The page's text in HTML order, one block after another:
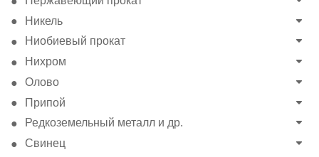
Никель
Ниобиевый прокат
Нихром
Олово
Припой
Редкоземельный металл и др.
Свинец